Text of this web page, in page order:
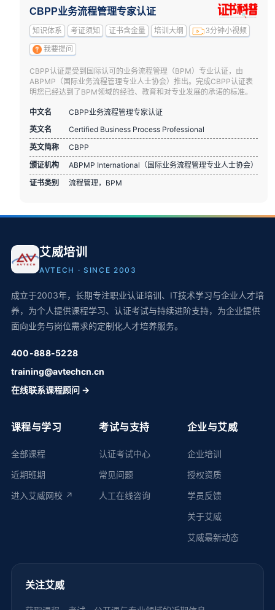
CBPP业务流程管理专家认证
知识体系 考证须知 证书含金量 培训大纲 3分钟小视频
我要提问
CBPP认证是受到国际认可的业务流程管理（BPM）专业认证，由
ABPMP（国际业务流程管理专业人士协会）推出。完成CBPP认证表
明您已经达到了BPM领域的经验、教育和对专业发展的承诺的标准。
中文名
CBPP业务流程管理专家认证
英文名
Certified Business Process Professional
英文简称
CBPP
颁证机构
ABPMP International（国际业务流程管理专业人士协会）
证书类别
流程管理，BPM
艾威培训
AVTECH · SINCE 2003
成立于2003年，长期专注职业认证培训、IT技术学习与企业人才培
养，为个人提供课程学习、认证考试与持续进阶支持，为企业提供
面向业务与岗位需求的定制化人才培养服务。
400-888-5228
training@avtechcn.cn
在线联系课程顾问 →
课程与学习
全部课程
近期班期
进入艾威网校 ↗
考试与支持
认证考试中心
常见问题
人工在线咨询
企业与艾威
企业培训
授权资质
学员反馈
关于艾威
艾威最新动态
关注艾威